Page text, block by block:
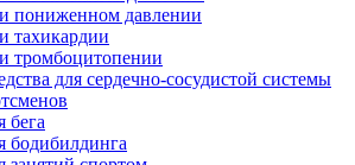
пониженном давлении
тахикардии
тромбоцитопении
для сердечно-сосудистой системы
бега
бодибилдинга